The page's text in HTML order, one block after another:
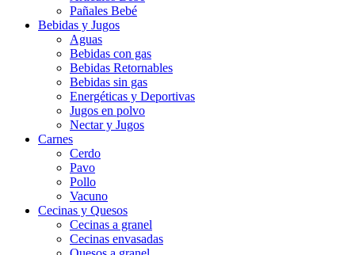
Pañales Bebé
Bebidas y Jugos
Aguas
Bebidas con gas
Bebidas Retornables
Bebidas sin gas
Energéticas y Deportivas
Jugos en polvo
Nectar y Jugos
Carnes
Cerdo
Pavo
Pollo
Vacuno
Cecinas y Quesos
Cecinas a granel
Cecinas envasadas